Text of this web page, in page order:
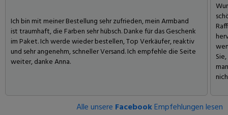
Ich bin mit meiner Bestellung sehr zufrieden, mein Armband
ist traumhaft, die Farben sehr hübsch. Danke für das Geschenk
im Paket. Ich werde wieder bestellen, Top Verkäufer, reaktiv
und sehr angenehm, schneller Versand. Ich empfehle die Seite
weiter, danke Anna.
Alle unsere FacebookEmpfehlungen lesen